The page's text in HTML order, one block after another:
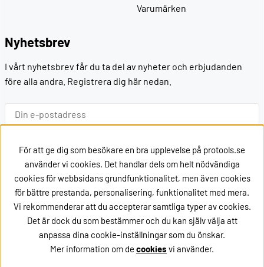
Varumärken
Nyhetsbrev
I vårt nyhetsbrev får du ta del av nyheter och erbjudanden
före alla andra. Registrera dig här nedan.
Ok
Kontakt
eller ring oss på +46162002020
För att ge dig som besökare en bra upplevelse på protools.se
använder vi cookies. Det handlar dels om helt nödvändiga
cookies för webbsidans grundfunktionalitet, men även cookies
för bättre prestanda, personalisering, funktionalitet med mera.
Vi rekommenderar att du accepterar samtliga typer av cookies.
Det är dock du som bestämmer och du kan själv välja att
anpassa dina cookie-inställningar som du önskar.
Mer information om de cookies vi använder.